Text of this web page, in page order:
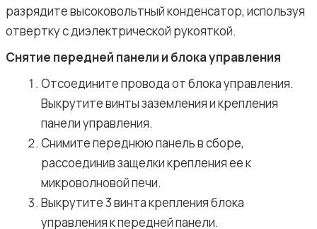
разрядите высоковольтный конденсатор, используя
отвертку с диэлектрической рукояткой.
Снятие передней панели и блока управления
Отсоедините провода от блока управления.
Выкрутите винты заземления и крепления
панели управления.
Снимите переднюю панель в сборе,
рассоединив защелки крепления ее к
микроволновой печи.
Выкрутите 3 винта крепления блока
управления к передней панели.